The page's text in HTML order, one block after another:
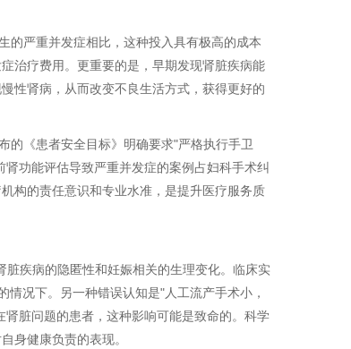
的严重并发症相比，这种投入具有极高的成本
治疗费用。更重要的是，早期发现肾脏疾病能
性肾病，从而改变不良生活方式，获得更好的
的《患者安全目标》明确要求"严格执行手卫
功能评估导致严重并发症的案例占妇科手术纠
构的责任意识和专业水准，是提升医疗服务质
疾病的隐匿性和妊娠相关的生理变化。临床实
况下。另一种错误认知是"人工流产手术小，
脏问题的患者，这种影响可能是致命的。科学
身健康负责的表现。